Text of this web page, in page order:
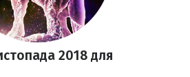
2018 для